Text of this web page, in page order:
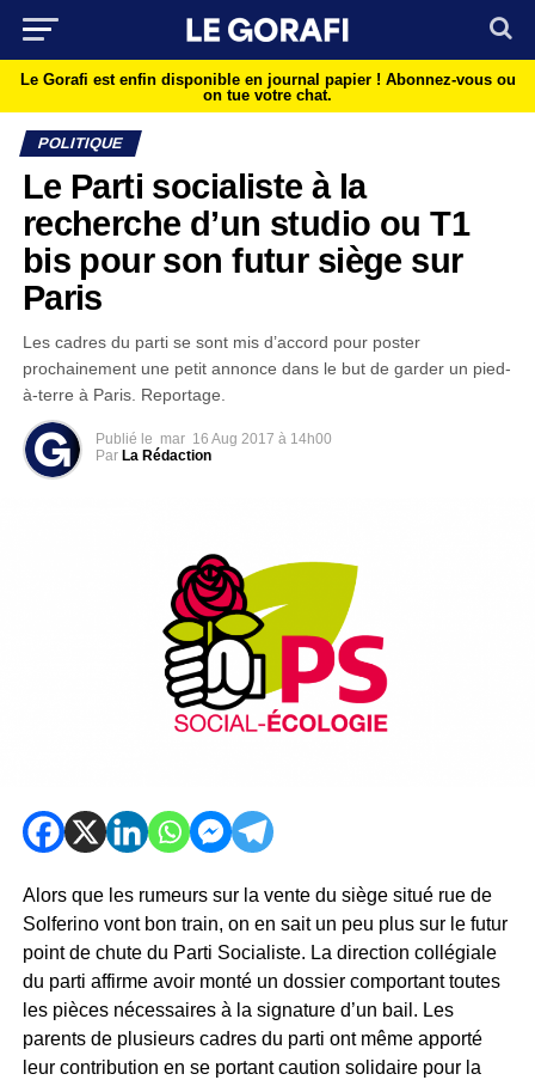
Le Gorafi est enfin disponible en journal papier ! Abonnez-vous ou
on tue votre chat.
POLITIQUE
Le Parti socialiste à la
recherche d’un studio ou T1
bis pour son futur siège sur
Paris
Les cadres du parti se sont mis d’accord pour poster
prochainement une petit annonce dans le but de garder un pied-
à-terre à Paris. Reportage.
Publié le mar 16 Aug 2017 à 14h00
Par La Rédaction
Alors que les rumeurs sur la vente du siège situé rue de
Solferino vont bon train, on en sait un peu plus sur le futur
point de chute du Parti Socialiste. La direction collégiale
du parti affirme avoir monté un dossier comportant toutes
les pièces nécessaires à la signature d’un bail. Les
parents de plusieurs cadres du parti ont même apporté
leur contribution en se portant caution solidaire pour la